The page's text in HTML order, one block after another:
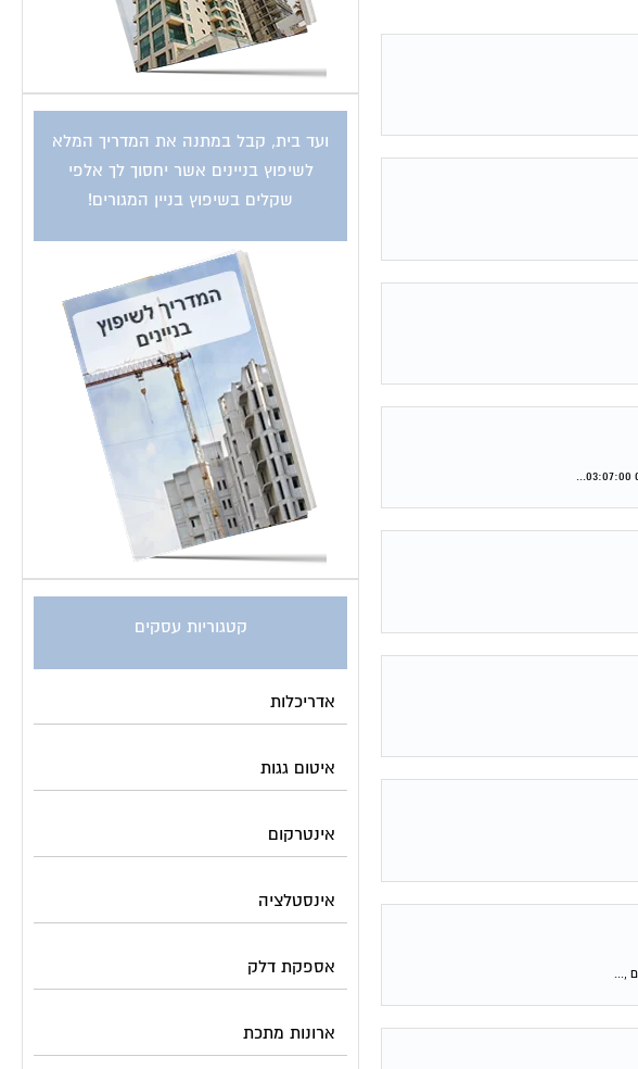
,...
ועד בית, קבל במתנה את המדריך המלא
לשיפוץ בניינים אשר יחסוך לך אלפי
שקלים בשיפוץ בניין המגורים!
קטגוריות עסקים
אדריכלות
איטום גגות
אינטרקום
אינסטלציה
אספקת דלק
ארונות מתכת